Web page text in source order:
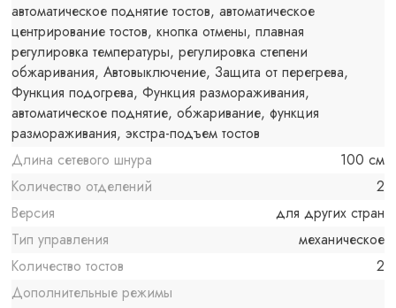
автоматическое поднятие тостов, автоматическое
центрирование тостов, кнопка отмены, плавная
регулировка температуры, регулировка степени
обжаривания, Автовыключение, Защита от перегрева,
Функция подогрева, Функция размораживания,
автоматическое поднятие, обжаривание, функция
размораживания, экстра-подъем тостов
Длина сетевого шнура
100 см
Количество отделений
2
Версия
для других стран
Тип управления
механическое
Количество тостов
2
Дополнительные режимы